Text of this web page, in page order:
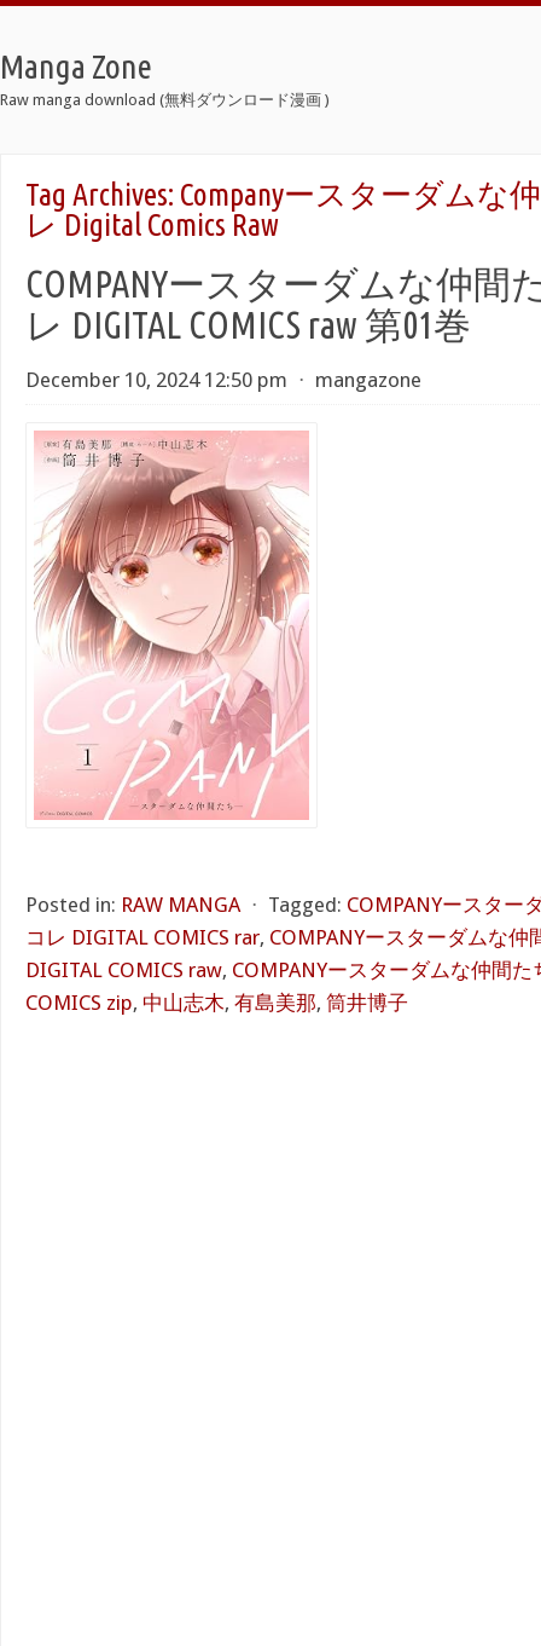
Manga Zone
Raw manga download (無料ダウンロード漫画 )
Tag Archives: Companyースターダムな
レ Digital Comics Raw
COMPANYースターダムな仲間
レ DIGITAL COMICS raw 第01巻
December 10, 2024 12:50 pm ⋅ mangazone
Posted in: RAW MANGA ⋅ Tagged: COMPANYースター
コレ DIGITAL COMICS rar, COMPANYースターダムな仲
DIGITAL COMICS raw, COMPANYースターダムな仲間
COMICS zip, 中山志木, 有島美那, 筒井博子